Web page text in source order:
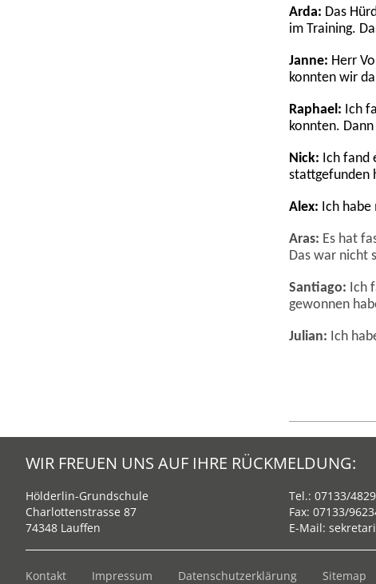
Arda: Das
im Training.
Janne: Herr
konnten wir
Raphael: Ich
konnten.
Nick: Ich fand
stattgefunden
Alex: Ich habe
Aras: Es hat
Das war nicht
Santiago: Ich
gewonnen
Julian: Ich
WIR FREUEN UNS AUF IHRE RÜCKMELDUNG:
Hölderlin-Grundschule
Charlottenstrasse 87
74348 Lauffen
Tel.: 07133/4829
Fax: 07133/
E-Mail:
Kontakt Impressum Datenschutzerklärung Sitemap